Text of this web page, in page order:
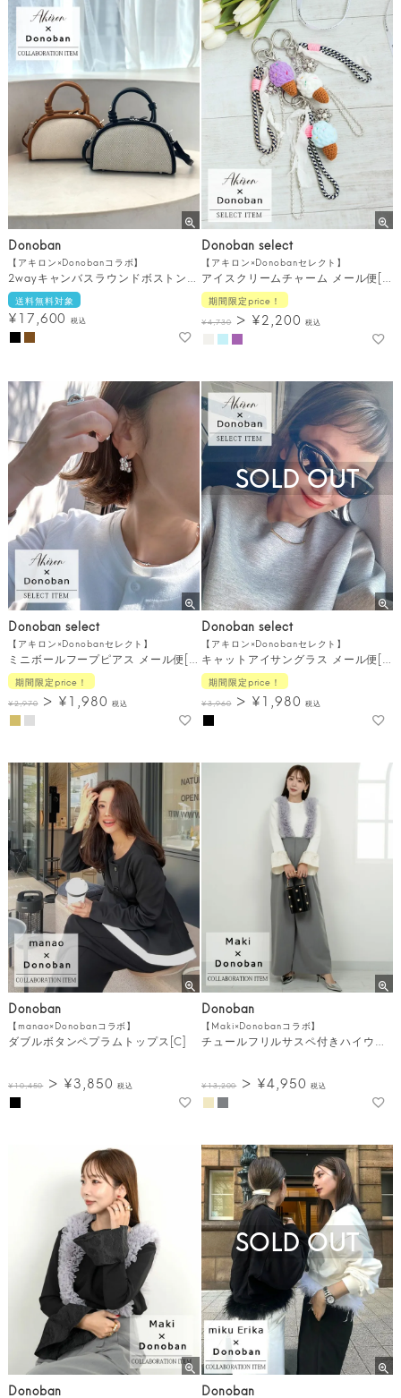
Donoban
【アキロン×Donobanコラボ】
送料無料対象
¥17,600 税込
Donoban select
【アキロン×Donobanセレクト】
期間限定price！
¥4,730 ¥2,200 税込
Donoban select
【アキロン×Donobanセレクト】
ミニボールフープピアス メール便[C]
期間限定price！
¥2,970 ¥1,980 税込
Donoban select
【アキロン×Donobanセレクト】
キャットアイサングラス メール便[C]
期間限定price！
¥3,960 ¥1,980 税込
SOLD OUT
Donoban
【manao×Donobanコラボ】
ダブルボタンペプラムトップス[C]
¥10,450 ¥3,850 税込
Donoban
【Maki×Donobanコラボ】
チュールフリルサスペ付きハイウエストワイドパンツ[C]
¥13,200 ¥4,950 税込
Donoban Donoban
SOLD OUT